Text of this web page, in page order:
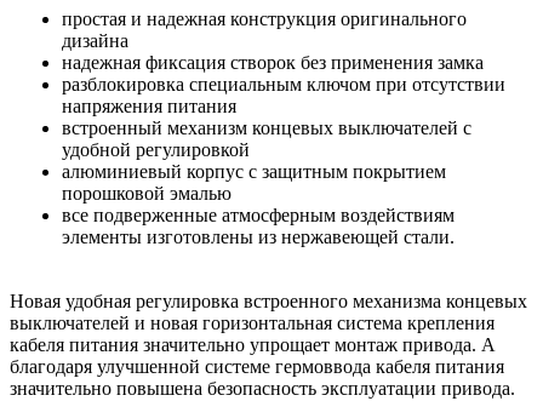
простая и надежная конструкция оригинального
дизайна
надежная фиксация створок без применения замка
разблокировка специальным ключом при отсутствии
напряжения питания
встроенный механизм концевых выключателей с
удобной регулировкой
алюминиевый корпус с защитным покрытием
порошковой эмалью
все подверженные атмосферным воздействиям
элементы изготовлены из нержавеющей стали.
Новая удобная регулировка встроенного механизма концевых
выключателей и новая горизонтальная система крепления
кабеля питания значительно упрощает монтаж привода. А
благодаря улучшенной системе гермоввода кабеля питания
значительно повышена безопасность эксплуатации привода.